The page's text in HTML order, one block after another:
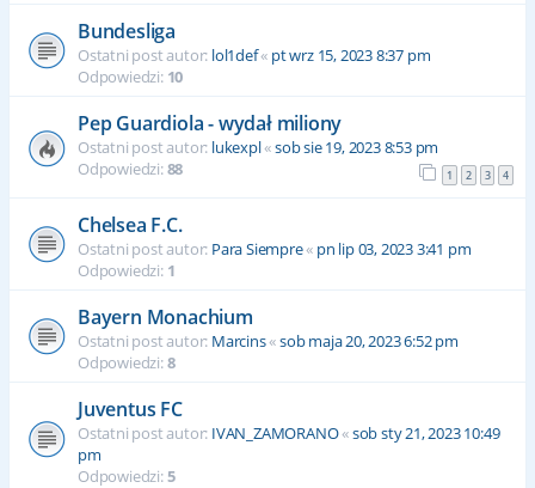
Bundesliga
Ostatni post autor: lol1def« pt wrz 15, 2023 8:37 pm
Odpowiedzi: 10
Pep Guardiola - wydał miliony
Ostatni post autor: lukexpl«sob sie 19, 2023 8:53 pm
Odpowiedzi:88 1 2 3 4
Chelsea F.C.
Ostatni post autor: Para Siempre« pn lip 03, 2023 3:41 pm
Odpowiedzi: 1
Bayern Monachium
Ostatni post autor: Marcins«sob maja 20, 2023 6:52 pm
Odpowiedzi:8
Juventus FC
Ostatni post autor: IVAN_ZAMORANO«sob sty 21, 2023 10:49
pm
Odpowiedzi:5